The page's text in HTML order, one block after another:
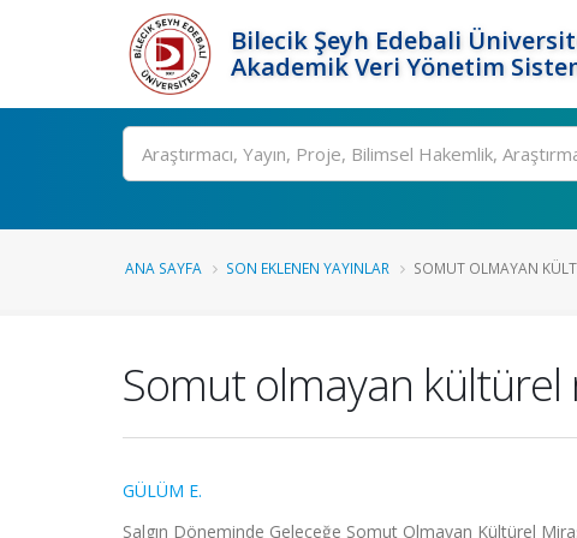
Bilecik Şeyh Edebali
Akademik Veri Yönetim
Ara
ANA SAYFA SON EKLENEN YAYINLAR SOMUT OLMAYAN
Somut olmayan kültürel
GÜLÜM E.
Salgın Döneminde Geleceğe Somut Olmayan Kültürel